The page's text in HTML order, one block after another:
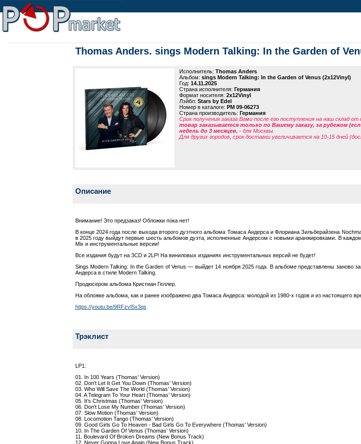
Thomas Anders. sings Modern Talking: In the Garden of
Исполнитель: Thomas Anders
Альбом: sings Modern Talking: In the Garden of Venus (2x12Vinyl)
Год: 14.11.2025
Страна исполнителя: Германия
Формат носителя: 2x12Vinyl
Лэйбл: Stars by Edel
Номер в каталоге: PM 09-06273
Страна производитель: Германия
Срок получения заказа Вами после его поступления на наш склад
товар заказывается только по Вашему заказу, за рубежом
недель до 3 месяцев. - для Москвы.
Для других городов, срок доставки увеличивается на 10-15 дней
Описание
Внимание! Это предзаказ! Обложки пока нет!
В конце 2024 года после выхода второго дуэтного альбома Томаса Андерса и Флориана Зильберайзена
в 2025 году выйдут первые шесть альбомов дуэта, исполненные Андерсом с новыми аранжировками. В
Mix и инструментальные версии!
Все издания будут на 3CD и 2LP! На виниловых изданиях инструментальных версий не будет!
Sings Modern Talking: In the Garden of Venus — выйдет 14 ноября 2025 года. В альбоме представлены заново
Андерса в стиле Modern Talking.
Продюсером альбома Кристиан Геллер.
На обложке альбома, как и ранее изображено два Томаса Андерса: молодой из 1980-х годов и из настоящего
https://youtu.be/9RFzvI5x3qs
Трэклист
LP1:
01. In 100 Years (Thomas’ Version)
02. Don’t Let It Get You Down (Thomas’ Version)
03. Who Will Save The World (Thomas’ Version)
04. A Telegram To Your Heart (Thomas’ Version)
05. It’s Christmas (Thomas’ Version)
06. Don’t Lose My Number (Thomas’ Version)
07. Slow Motion (Thomas’ Version)
08. Locomotion Tango (Thomas’ Version)
09. Good Girls Go To Heaven - Bad Girls Go To Everywhere (Thomas’ Version)
10. In The Garden Of Venus (Thomas’ Version)
11. Boulevard Of Broken Dreams (New Bonus Track)
12. Never Gonna Love Again (New Bonus Track)